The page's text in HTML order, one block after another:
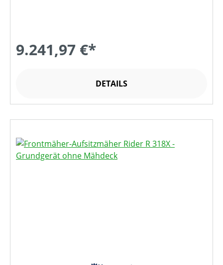
9.241,97 €*
DETAILS